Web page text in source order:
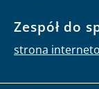
Zespół do
strona